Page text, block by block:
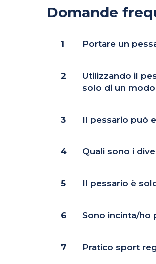
Domande
1 Portare un
2
Utilizzando il
solo di un
3 Il pessario può
4 Quali sono i
5 Il pessario è
6 Sono incinta/ho
7 Pratico sport